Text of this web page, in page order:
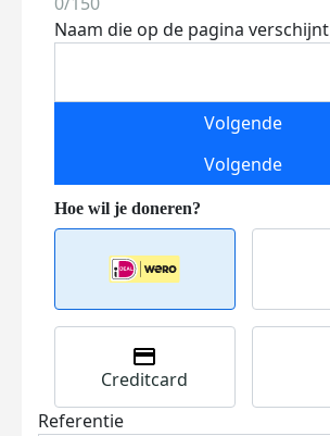
Naam die op de pagina verschijnt
Volgende
Volgende
Creditcard
Referentie